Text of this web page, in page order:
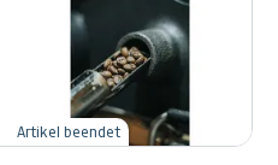
Artikel beendet